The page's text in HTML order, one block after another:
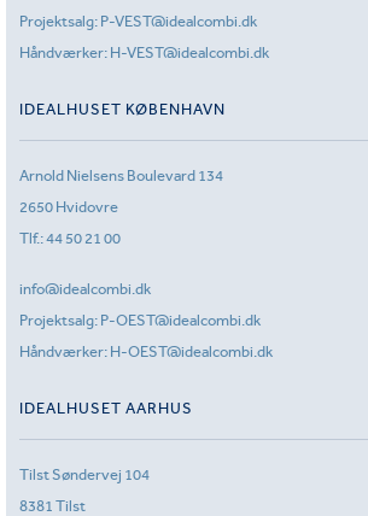
Projektsalg: P-VEST@idealcombi.dk
Håndværker: H-VEST@idealcombi.dk
IDEALHUSET KØBENHAVN
Arnold Nielsens Boulevard 134
2650 Hvidovre
Tlf.:44 50 21 00
info@idealcombi.dk
Projektsalg: P-OEST@idealcombi.dk
Håndværker: H-OEST@idealcombi.dk
IDEALHUSET AARHUS
Tilst Søndervej 104
8381 Tilst